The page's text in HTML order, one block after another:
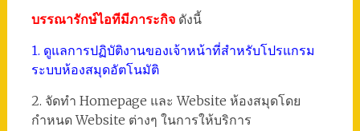
บรรณารักษ์ไอทีมีภาระกิจ ดังนี้
1. ดูแลการปฏิบัติงานของเจ้าหน้าที่สำหรับโปรแกรม
ระบบห้องสมุดอัตโนมัติ
2. จัดทำ Homepage และ Website ห้องสมุดโดย
กำหนด Website ต่างๆ ในการให้บริการ